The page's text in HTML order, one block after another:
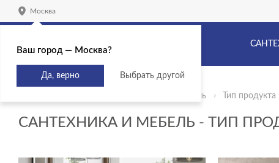
Москва
Сантехника и мебель Тип
САНТЕХНИКА И МЕБЕЛЬ - ТИП
Ваш город — Москва?
Да, верно Выбрать другой